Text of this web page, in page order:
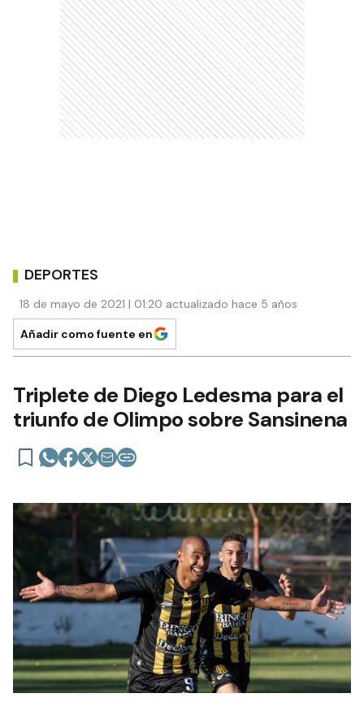
DEPORTES
18 de mayo de 2021 | 01:20 actualizado hace 5 años
Añadir como fuente en
Triplete de Diego Ledesma para el
triunfo de Olimpo sobre Sansinena